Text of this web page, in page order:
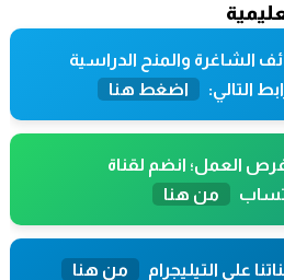
الشاغرة والمنح الدراسية
التالي:
اضغط هنا
العمل؛ انضم لقناة
من هنا
على التيليجرام
من هنا